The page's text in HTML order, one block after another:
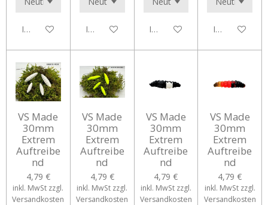
In den WarenkorbIn den WarenkorbIn den WarenkorbIn den
VS Made
30mm
Extrem
Auftreibe
nd
4,79 €
inkl. MwSt zzgl.
Versandkosten
VS Made
30mm
Extrem
Auftreibe
nd
4,79 €
inkl. MwSt zzgl.
Versandkosten
VS Made
30mm
Extrem
Auftreibe
nd
4,79 €
inkl. MwSt zzgl.
Versandkosten
VS Made
30mm
Extrem
Auftreibe
nd
4,79 €
inkl. MwSt zzgl.
Versandkosten